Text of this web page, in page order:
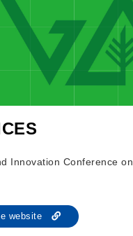
Innovation Conference on
website